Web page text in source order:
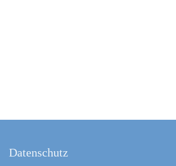
Datenschutz